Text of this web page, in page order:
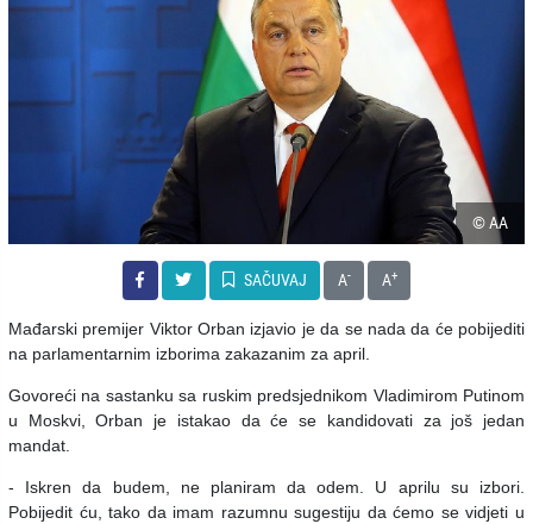
© AA
SAČUVAJ A- A+
Mađarski premijer Viktor Orban izjavio je da se nada da će pobijediti
na parlamentarnim izborima zakazanim za april.
Govoreći na sastanku sa ruskim predsjednikom Vladimirom Putinom
u Moskvi, Orban je istakao da će se kandidovati za još jedan
mandat.
- Iskren da budem, ne planiram da odem. U aprilu su izbori.
Pobijedit ću, tako da imam razumnu sugestiju da ćemo se vidjeti u